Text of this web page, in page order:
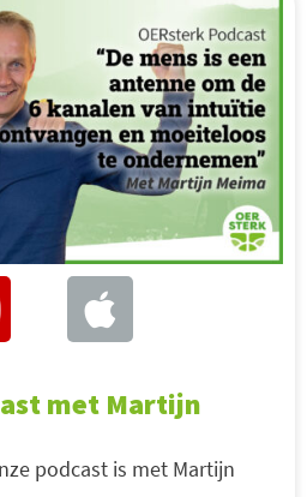
met Martijn
podcast is met Martijn